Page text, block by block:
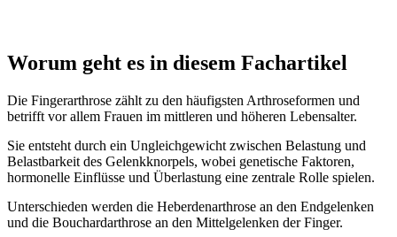
Worum geht es in diesem Fachartikel
Die Fingerarthrose zählt zu den häufigsten Arthroseformen und
betrifft vor allem Frauen im mittleren und höheren Lebensalter.
Sie entsteht durch ein Ungleichgewicht zwischen Belastung und
Belastbarkeit des Gelenkknorpels, wobei genetische Faktoren,
hormonelle Einflüsse und Überlastung eine zentrale Rolle spielen.
Unterschieden werden die Heberdenarthrose an den Endgelenken
und die Bouchardarthrose an den Mittelgelenken der Finger.